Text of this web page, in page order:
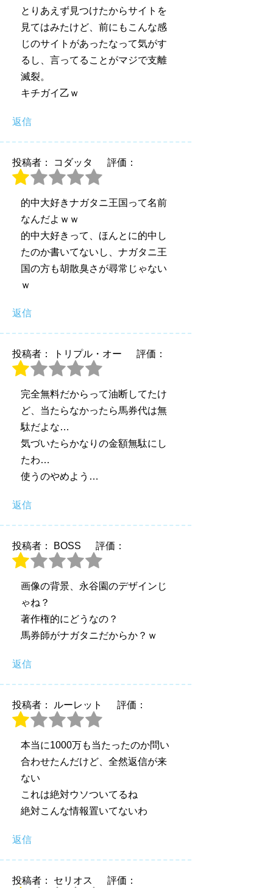
とりあえず見つけたからサイトを
見てはみたけど、前にもこんな感
じのサイトがあったなって気がす
るし、言ってることがマジで支離
滅裂。
キチガイ乙ｗ
返信
投稿者： コダッタ 評価：
的中大好きナガタニ王国って名前
なんだよｗｗ
的中大好きって、ほんとに的中し
たのか書いてないし、ナガタニ王
国の方も胡散臭さが尋常じゃない
ｗ
返信
投稿者： トリプル・オー 評価：
完全無料だからって油断してたけ
ど、当たらなかったら馬券代は無
駄だよな…
気づいたらかなりの金額無駄にし
たわ…
使うのやめよう…
返信
投稿者： BOSS 評価：
画像の背景、永谷園のデザインじ
ゃね？
著作権的にどうなの？
馬券師がナガタニだからか？ｗ
返信
投稿者： ルーレット 評価：
本当に1000万も当たったのか問い
合わせたんだけど、全然返信が来
ない
これは絶対ウソついてるね
絶対こんな情報置いてないわ
返信
投稿者： セリオス 評価：